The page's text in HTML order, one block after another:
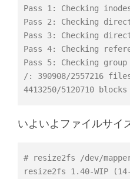
Pass 1: Checking
Pass 2: Checking
Pass 3: Checking
Pass 4: Checking
Pass 5: Checking
/: 390908/2557216
4413250/5120710 blocks
いよいよファイルサイ
# resize2fs /dev/
resize2fs 1.40-WIP (14-